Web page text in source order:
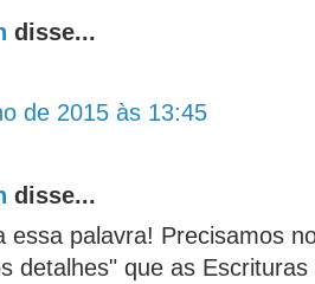
disse...
de 2015 às 13:45
disse...
essa palavra! Precisamos
detalhes" que as